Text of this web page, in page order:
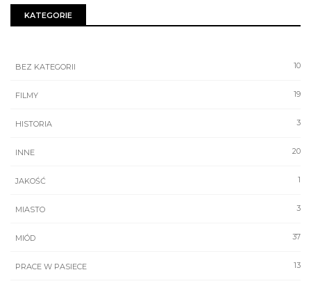
KATEGORIE
10
BEZ KATEGORII
19
FILMY
3
HISTORIA
20
INNE
1
JAKOŚĆ
3
MIASTO
37
MIÓD
13
PRACE W PASIECE